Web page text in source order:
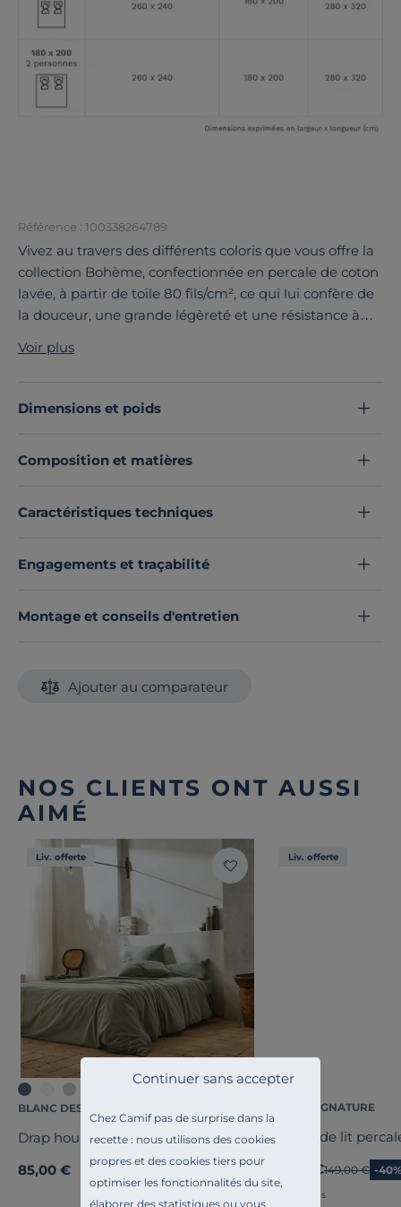
Chez Camif pas de surprise dans la
recette : nous utilisons des cookies
propres et des cookies tiers pour
optimiser les fonctionnalités du site,
élaborer des statistiques ou vous
Continuer sans accepter
Référence : 100338264789
Vivez au travers des différents coloris que vous offre la
collection Bohème, confectionnée en percale de coton
lavée, à partir de toile 80 fils/cm², ce qui lui confère de
la douceur, une grande légèreté et une résistance à
de longues fibres, elle garantit un linge de lit souple et
résistant.
Découvrez toute notre sélection :
Housses de couette
Voir plus
Dimensions et poids
Composition et matières
Caractéristiques techniques
Engagements et traçabilité
Montage et conseils d'entretien
Ajouter au comparateur
NOS CLIENTS ONT AUSSI
AIMÉ
Liv. offerte
BLANC DES VOSGES
Drap housse percale lavée Bohème
85,00 €
Liv. offerte
CAMIF SIGNATURE
Parure de lit
89,40 €Ancien prix
149,00 € -
Français